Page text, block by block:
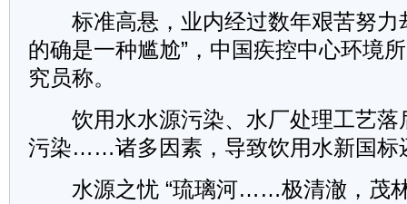
标准高悬，业内经过数年艰苦努力
的确是一种尴尬”，中国疾控中心环境
究员称。
饮用水水源污染、水厂处理工艺落
污染……诸多因素，导致饮用水新国标
水源之忧 “琉璃河……极清澈，茂林